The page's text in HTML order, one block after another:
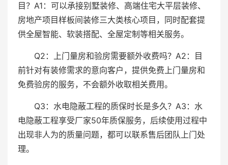
目？A1：可以承接别墅装修、高端住宅大平层装修、
房地产项目样板间装修三大类核心项目，同时配套提
供全屋智能、软装搭配、全屋定制等相关服务。
Q2：上门量房和验房需要额外收费吗？A2：目
前针对有装修需求的意向客户，提供免费上门量房和
免费验房的服务，不会额外收取相关费用。
Q3：水电隐蔽工程的质保时长是多久？A3：水
电隐蔽工程享受厂家50年质保服务，后续使用过程中
出现非人为的质量问题，都可以联系售后团队上门处
理。